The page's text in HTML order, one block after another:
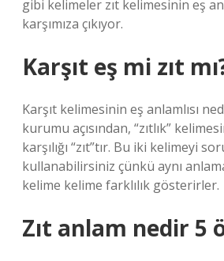
gibi kelimeler zıt kelimesinin eş
karşımıza çıkıyor.
Karşıt eş mi zıt
Karşıt kelimesinin eş anlamlısı
kurumu açısından, “zıtlık”
karşılığı “zıt”tır. Bu iki kelimeyi
kullanabilirsiniz çünkü aynı
kelime kelime farklılık gösterirler.
Zıt anlam nedir 5